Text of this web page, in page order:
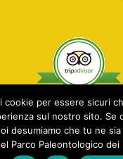
cookie per essere sicuri
sul nostro sito. Se
desumiamo che tu ne
Parco Paleontologico dei